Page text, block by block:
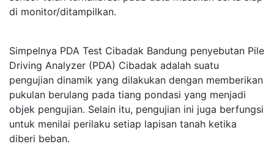
di monitor/ditampilkan.
Simpelnya PDA Test Cibadak Bandung penyebutan Pile
Driving Analyzer (PDA) Cibadak adalah suatu
pengujian dinamik yang dilakukan dengan memberikan
pukulan berulang pada tiang pondasi yang menjadi
objek pengujian. Selain itu, pengujian ini juga berfungsi
untuk menilai perilaku setiap lapisan tanah ketika
diberi beban.